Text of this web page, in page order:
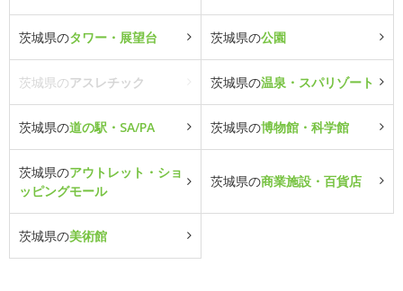
茨城県のタワー・展望台 茨城県の公園
茨城県のアスレチック 茨城県の温泉・スパリゾート
茨城県の道の駅・SA/PA 茨城県の博物館・科学館
茨城県のアウトレット・ショ
ッピングモール
茨城県の商業施設・百貨店
茨城県の美術館